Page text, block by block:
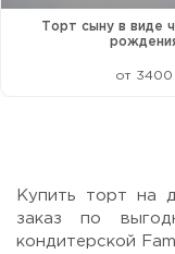
Торт сыну в виде
от 3400
Купить торт на
заказ по
кондитерской